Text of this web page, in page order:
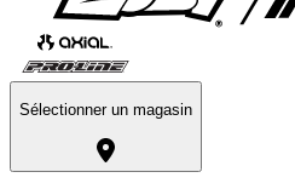
Sélectionner un magasin